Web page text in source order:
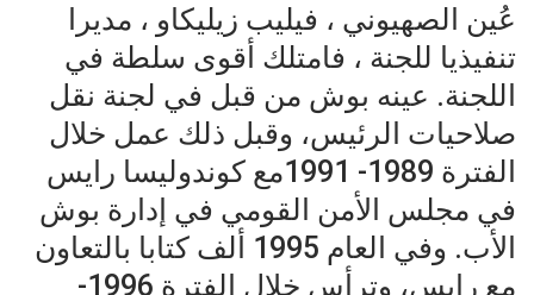
عُين الصهيوني ، فيليب زيليكاو ، مديرا
تنفيذيا للجنة ، فامتلك أقوى سلطة في
اللجنة. عينه بوش من قبل في لجنة نقل
صلاحيات الرئيس، وقبل ذلك عمل خلال
الفترة 1989- 1991مع كوندوليسا رايس
في مجلس الأمن القومي في إدارة بوش
الأب. وفي العام 1995 ألف كتابا بالتعاون
مع رايس، وترأس خلال الفترة 1996-